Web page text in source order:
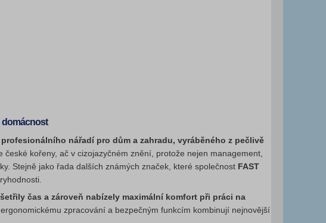
domácnost
nářadí pro dům a zahradu, vyráběného z pečlivě
české kořeny, ač v cizojazyčném znění, protože nejen management,
Stejně jako řada dalších známých značek, které společnost FAST
čas a zároveň nabízely maximální komfort při práci na
zpracování a bezpečným funkcím kombinují nejnovější